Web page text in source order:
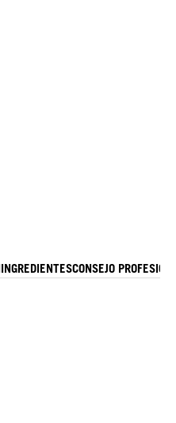
INGREDIENTESCONSEJO